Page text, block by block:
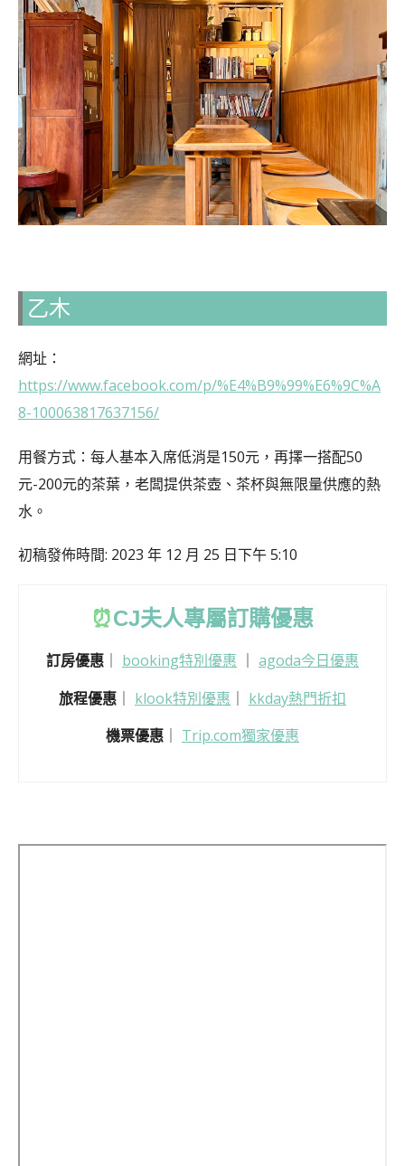
乙木
網址：
https://www.facebook.com/p/%E4%B9%99%E6%9C%A
8-100063817637156/
用餐方式：每人基本入席低消是150元，再擇一搭配50
元-200元的茶葉，老闆提供茶壺、茶杯與無限量供應的熱
水。
初稿發佈時間: 2023 年 12 月 25 日下午 5:10
⏰CJ夫人專屬訂購優惠
訂房優惠 booking特別優惠
agoda今日優惠
旅程優惠 ｜ klook特別優惠 ｜ kkday熱門折扣
機票優惠
Trip.com獨家優惠